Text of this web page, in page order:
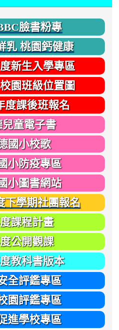
臉書粉專
乳 桃園鈣健康
新生入學專區
園班級位置圖
度課後班報名
兒童電子書
國小校歌
小防疫專區
小圖書網站
下學期社團報名
度課程計畫
度公開觀課
度教科書版本
全評鑑專區
園評鑑專區
進學校專區